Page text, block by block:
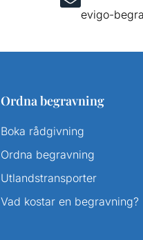
evigo-
Ordna begravning
Boka rådgivning
Ordna begravning
Utlandstransporter
Vad kostar en begravning?